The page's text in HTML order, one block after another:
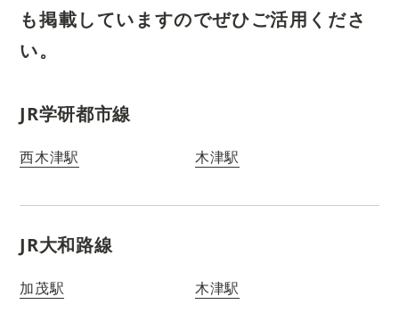
も掲載していますのでぜひご活用くださ
い。
JR学研都市線
西木津駅 木津駅
JR大和路線
加茂駅 木津駅